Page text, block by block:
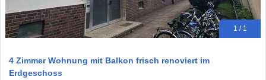
1 / 1
4 Zimmer Wohnung mit Balkon frisch renoviert im
Erdgeschoss